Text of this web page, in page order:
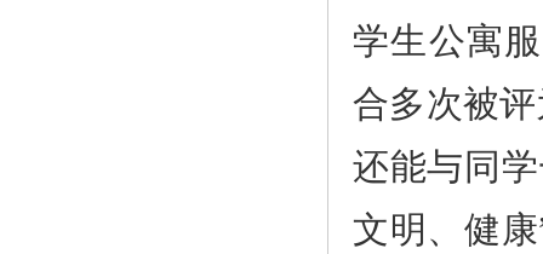
学生公寓
合多次被
还能与同
文明、健